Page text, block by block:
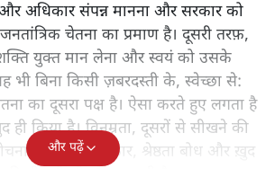
अधिकार संपन्न मानना और सरकार को
चेतना का प्रमाण है। दूसरी तरफ़,
युक्त मान लेना और स्वयं को उसके
भी बिना किसी ज़बरदस्ती के, स्वेच्छा से:
का दूसरा पक्ष है। ऐसा करते हुए लगता है
ही किया है। विनम्रता, दूसरों से सीखने की
के बरक्स अहंकार, श्रेष्ठता बोध और ख़ुद
बीमारी भी मौजूद रहती है।
और पढ़ें